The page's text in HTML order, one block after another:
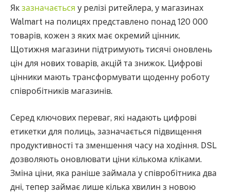
Як зазначається у релізі ритейлера, у магазинах
Walmart на полицях представлено понад 120 000
товарів, кожен з яких має окремий цінник.
Щотижня магазини підтримують тисячі оновлень
цін для нових товарів, акцій та знижок. Цифрові
цінники мають трансформувати щоденну роботу
співробітників магазинів.
Серед ключових переваг, які надають цифрові
етикетки для полиць, зазначається підвищення
продуктивності та зменшення часу на ходіння. DSL
дозволяють оновлювати ціни кількома кліками.
Зміна ціни, яка раніше займала у співробітника два
дні, тепер займає лише кілька хвилин з новою